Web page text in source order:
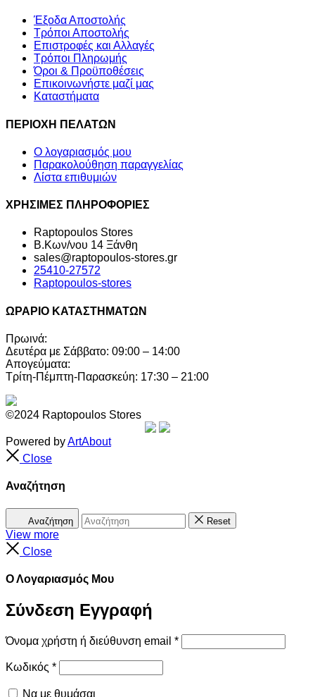
Έξοδα Αποστολής
Τρόποι Αποστολής
Επιστροφές και Αλλαγές
Τρόποι Πληρωμής
Όροι & Προϋποθέσεις
Επικοινωνήστε μαζί μας
Καταστήματα
ΠΕΡΙΟΧΗ ΠΕΛΑΤΩΝ
Ο λογαριασμός μου
Παρακολούθηση παραγγελίας
Λίστα επιθυμιών
ΧΡΗΣΙΜΕΣ ΠΛΗΡΟΦΟΡΙΕΣ
Raptopoulos Stores
Β.Κων/νου 14 Ξάνθη
sales@raptopoulos-stores.gr
25410-27572
Raptopoulos-stores
ΩΡΑΡΙΟ ΚΑΤΑΣΤΗΜΑΤΩΝ
Πρωινά:
Δευτέρα με Σάββατο: 09:00 – 14:00
Απογεύματα:
Τρίτη-Πέμπτη-Παρασκεύη: 17:30 – 21:00
©2024 Raptopoulos Stores
Powered byArtAbout
Close
Αναζήτηση
Αναζήτηση Reset
View more
Close
Ο Λογαριασμός Μου
Σύνδεση Εγγραφή
Όνομα χρήστη ή διεύθυνση email *
Κωδικός *
Να με θυμάσαι